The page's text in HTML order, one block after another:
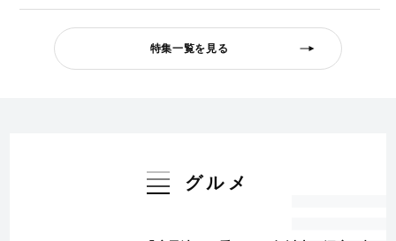
特集一覧を見る
グルメ